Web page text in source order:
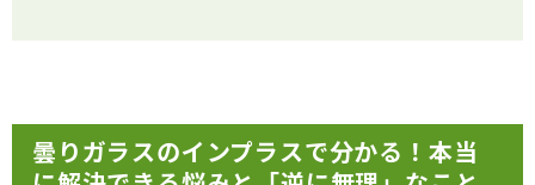
曇りガラスのインプラスで分かる！本当